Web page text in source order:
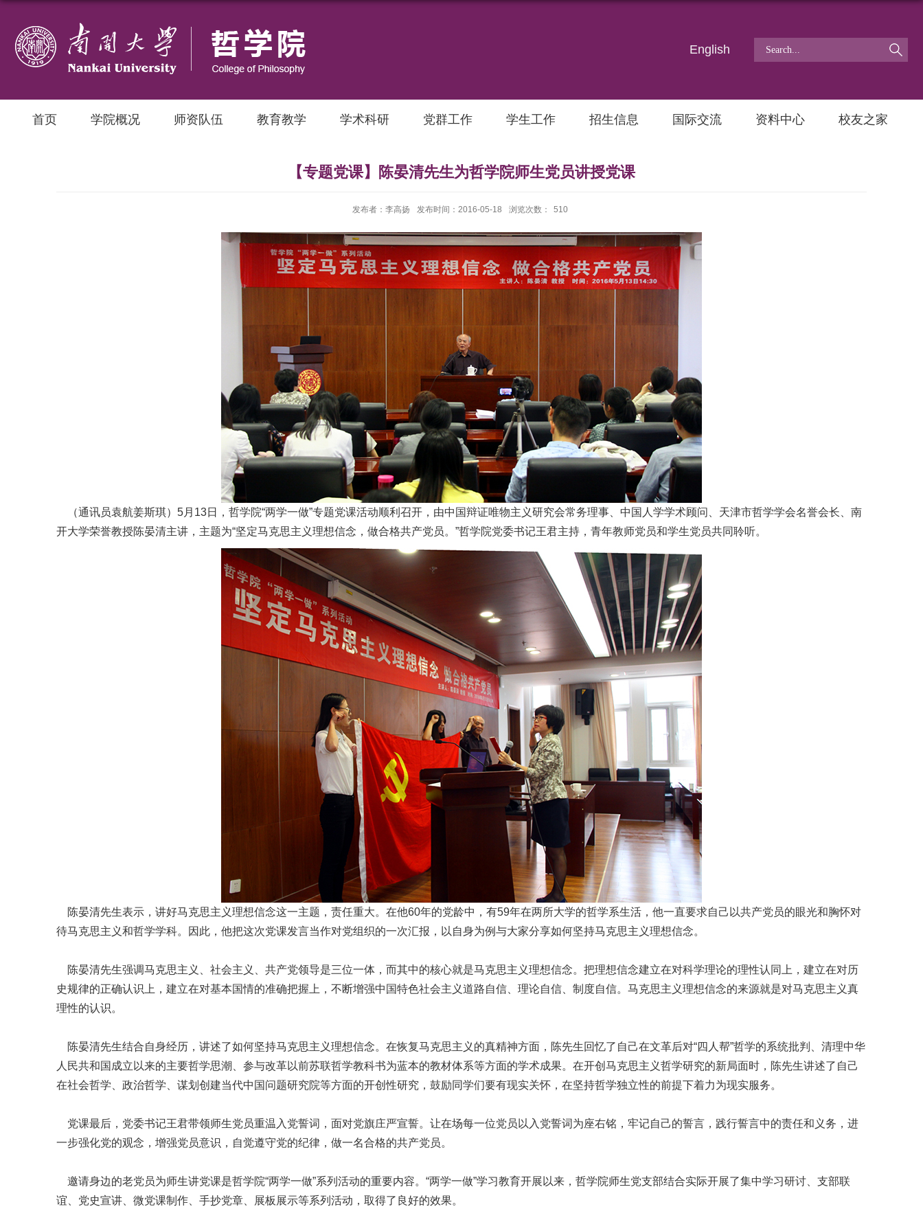
English
首页 学院概况 师资队伍 教育教学 学术科研 党群工作 学生工作 招生信息 国际交流 资料中心 校友之家
【专题党课】陈晏清先生为哲学院师生党员讲授党课
发布者：李高扬 发布时间：2016-05-18 浏览次数： 510
（通讯员袁航姜斯琪）5月13日，哲学院“两学一做”专题党课活动顺利召开，由中国辩证唯物主义研究会常务理事、中国人学学术顾问、天津市哲学学会名誉会长、南
开大学荣誉教授陈晏清主讲，主题为“坚定马克思主义理想信念，做合格共产党员。”哲学院党委书记王君主持，青年教师党员和学生党员共同聆听。
陈晏清先生表示，讲好马克思主义理想信念这一主题，责任重大。在他60年的党龄中，有59年在两所大学的哲学系生活，他一直要求自己以共产党员的眼光和胸怀对
待马克思主义和哲学学科。因此，他把这次党课发言当作对党组织的一次汇报，以自身为例与大家分享如何坚持马克思主义理想信念。
陈晏清先生强调马克思主义、社会主义、共产党领导是三位一体，而其中的核心就是马克思主义理想信念。把理想信念建立在对科学理论的理性认同上，建立在对历
史规律的正确认识上，建立在对基本国情的准确把握上，不断增强中国特色社会主义道路自信、理论自信、制度自信。马克思主义理想信念的来源就是对马克思主义真
理性的认识。
陈晏清先生结合自身经历，讲述了如何坚持马克思主义理想信念。在恢复马克思主义的真精神方面，陈先生回忆了自己在文革后对“四人帮”哲学的系统批判、清理中华
人民共和国成立以来的主要哲学思潮、参与改革以前苏联哲学教科书为蓝本的教材体系等方面的学术成果。在开创马克思主义哲学研究的新局面时，陈先生讲述了自己
在社会哲学、政治哲学、谋划创建当代中国问题研究院等方面的开创性研究，鼓励同学们要有现实关怀，在坚持哲学独立性的前提下着力为现实服务。
党课最后，党委书记王君带领师生党员重温入党誓词，面对党旗庄严宣誓。让在场每一位党员以入党誓词为座右铭，牢记自己的誓言，践行誓言中的责任和义务，进
一步强化党的观念，增强党员意识，自觉遵守党的纪律，做一名合格的共产党员。
邀请身边的老党员为师生讲党课是哲学院“两学一做”系列活动的重要内容。“两学一做”学习教育开展以来，哲学院师生党支部结合实际开展了集中学习研讨、支部联
谊、党史宣讲、微党课制作、手抄党章、展板展示等系列活动，取得了良好的效果。